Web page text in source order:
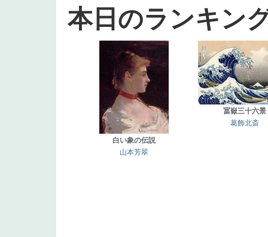
本日のランキン
白い象の伝説
山本芳翠
冨嶽三十六景
葛飾北斎